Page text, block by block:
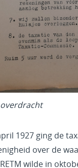
1927 ging de
over de
wilde in